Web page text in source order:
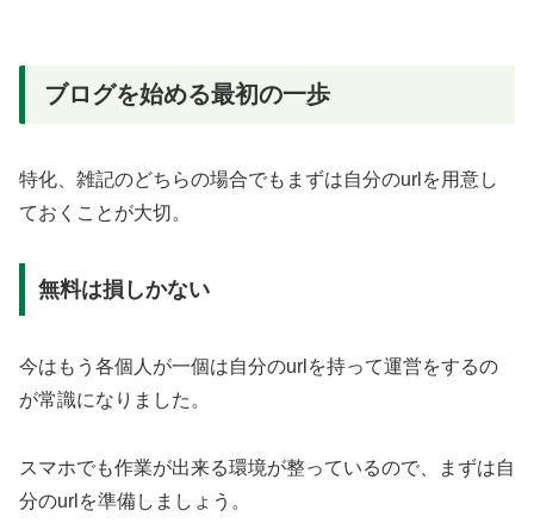
ブログを始める最初の一歩
特化、雑記のどちらの場合でもまずは自分のurlを用意し
ておくことが大切。
無料は損しかない
今はもう各個人が一個は自分のurlを持って運営をするの
が常識になりました。
スマホでも作業が出来る環境が整っているので、まずは自
分のurlを準備しましょう。